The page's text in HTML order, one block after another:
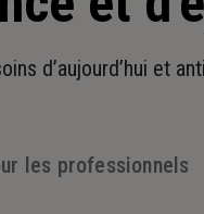
d’aujourd’hui et
les professionnels